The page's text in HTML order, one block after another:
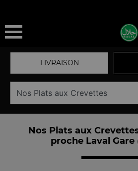
LIVRAISON
Nos Plats aux
proche Laval Gare